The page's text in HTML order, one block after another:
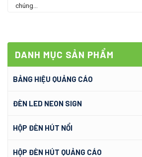
DANH MỤC SẢN PHẨM
BẢNG HIỆU QUẢNG CÁO
ĐÈN LED NEON SIGN
HỘP ĐÈN HÚT NỔI
HỘP ĐÈN HÚT QUẢNG CÁO
chúng...